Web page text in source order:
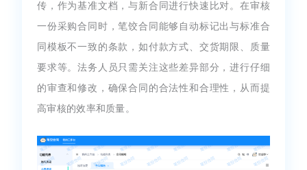
传，作为基准文档，与新合同进行快速比对。在审核
一份采购合同时，笔饺合同能够自动标记出与标准合
同模板不一致的条款，如付款方式、交货期限、质量
要求等。法务人员只需关注这些差异部分，进行仔细
的审查和修改，确保合同的合法性和合理性，从而提
高审核的效率和质量。